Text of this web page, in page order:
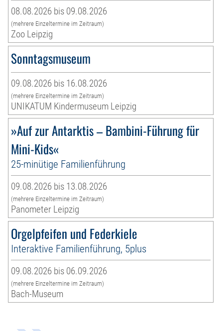
08.08.2026 bis 09.08.2026
(mehrere Einzeltermine im Zeitraum)
Zoo Leipzig
Sonntagsmuseum
09.08.2026 bis 16.08.2026
(mehrere Einzeltermine im Zeitraum)
UNIKATUM Kindermuseum Leipzig
»Auf zur Antarktis – Bambini-Führung für
Mini-Kids«
25-minütige Familienführung
09.08.2026 bis 13.08.2026
(mehrere Einzeltermine im Zeitraum)
Panometer Leipzig
Orgelpfeifen und Federkiele
Interaktive Familienführung, 5plus
09.08.2026 bis 06.09.2026
(mehrere Einzeltermine im Zeitraum)
Bach-Museum